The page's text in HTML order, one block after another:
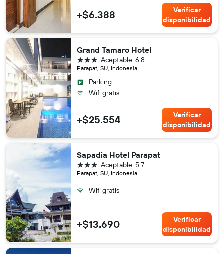
+$6.388
Verificar
disponibilidad
Grand Tamaro Hotel
Parapat, SU, Indonesia
6.8
Aceptable
3 estrellas
Parking
Wifi gratis
+$25.554
Verificar
disponibilidad
Sapadia Hotel Parapat
Parapat, SU, Indonesia
5.7
Aceptable
3 estrellas
Wifi gratis
+$13.690
Verificar
disponibilidad